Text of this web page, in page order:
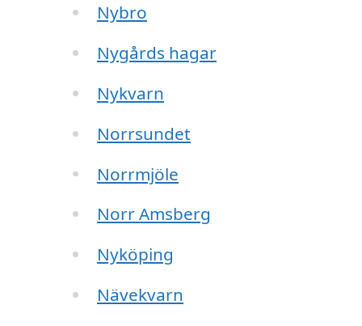
Nybro
Nygårds hagar
Nykvarn
Norrsundet
Norrmjöle
Norr Amsberg
Nyköping
Nävekvarn